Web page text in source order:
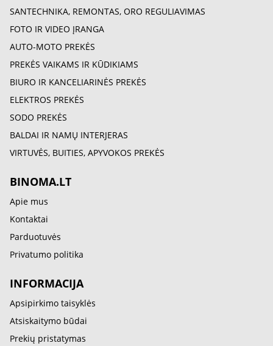
SANTECHNIKA, REMONTAS, ORO REGULIAVIMAS
FOTO IR VIDEO ĮRANGA
AUTO-MOTO PREKĖS
PREKĖS VAIKAMS IR KŪDIKIAMS
BIURO IR KANCELIARINĖS PREKĖS
ELEKTROS PREKĖS
SODO PREKĖS
BALDAI IR NAMŲ INTERJERAS
VIRTUVĖS, BUITIES, APYVOKOS PREKĖS
BINOMA.LT
Apie mus
Kontaktai
Parduotuvės
Privatumo politika
INFORMACIJA
Apsipirkimo taisyklės
Atsiskaitymo būdai
Prekių pristatymas